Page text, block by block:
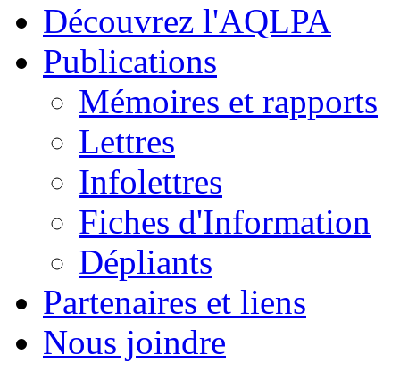
Découvrez l'AQLPA
Publications
Mémoires et rapports
Lettres
Infolettres
Fiches d'Information
Dépliants
Partenaires et liens
Nous joindre